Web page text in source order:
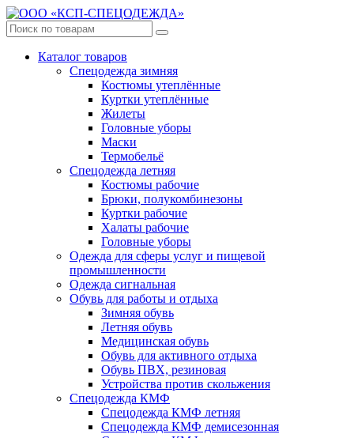
Каталог товаров
Спецодежда зимняя
Костюмы утеплённые
Куртки утеплённые
Жилеты
Головные уборы
Маски
Термобельё
Спецодежда летняя
Костюмы рабочие
Брюки, полукомбинезоны
Куртки рабочие
Халаты рабочие
Головные уборы
Одежда для сферы услуг и пищевой
промышленности
Одежда сигнальная
Обувь для работы и отдыха
Зимняя обувь
Летняя обувь
Медицинская обувь
Обувь для активного отдыха
Обувь ПВХ, резиновая
Устройства против скольжения
Спецодежда КМФ
Спецодежда КМФ летняя
Спецодежда КМФ демисезонная